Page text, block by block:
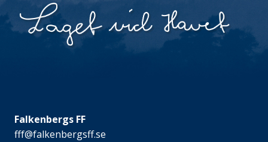
Falkenbergs FF
fff@falkenbergsff.se